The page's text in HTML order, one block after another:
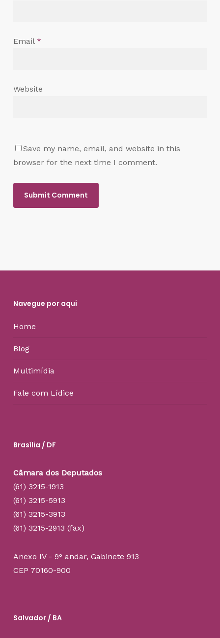
Email *
Website
Save my name, email, and website in this
browser for the next time I comment.
Navegue por aqui
Home
Blog
Multimídia
Fale com Lídice
Brasília / DF
Câmara dos Deputados
(61) 3215-1913
(61) 3215-5913
(61) 3215-3913
(61) 3215-2913 (fax)
Anexo IV - 9° andar, Gabinete 913
CEP 70160-900
Salvador / BA